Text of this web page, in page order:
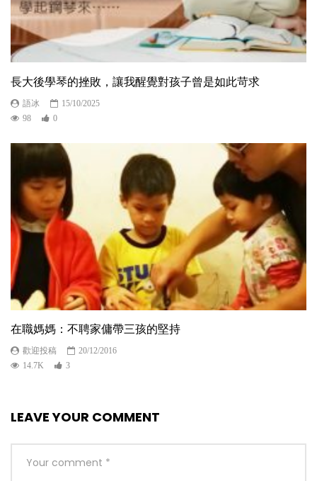
長大後學琴的挫敗，讓我醒覺對孩子曾是如此苛求
語冰
15/10/2025
98
0
在職媽媽：不聘家傭帶三孩的堅持
歡迎投稿
20/12/2016
14.7K
3
LEAVE YOUR COMMENT